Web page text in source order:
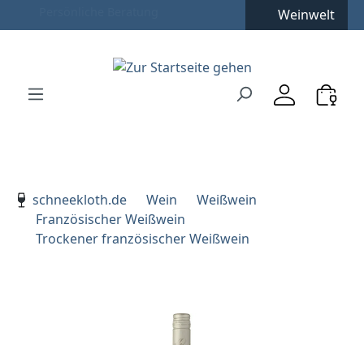
Zur Hauptnavigation springen
Weinwelt
schneekloth.de
Wein
Weißwein
Französischer Weißwein
Trockener französischer Weißwein
Bildergalerie überspringen